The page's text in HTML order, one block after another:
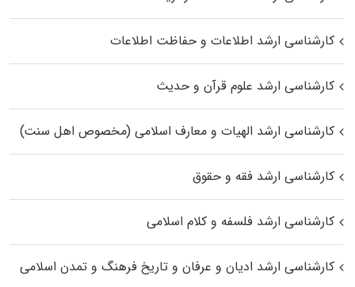
کارشناسی ارشد اطلاعات و حفاظت اطلاعات
کارشناسی ارشد علوم قرآن و حدیث
کارشناسی ارشد الهیات و معارف اسلامی (مخصوص اهل سنت)
کارشناسی ارشد فقه و حقوق
کارشناسی ارشد فلسفه و کلام اسلامی
کارشناسی ارشد ادیان و عرفان و تاریخ فرهنگ و تمدن اسلامی